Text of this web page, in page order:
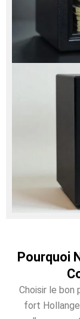
Pourquoi
Choisir le
fort